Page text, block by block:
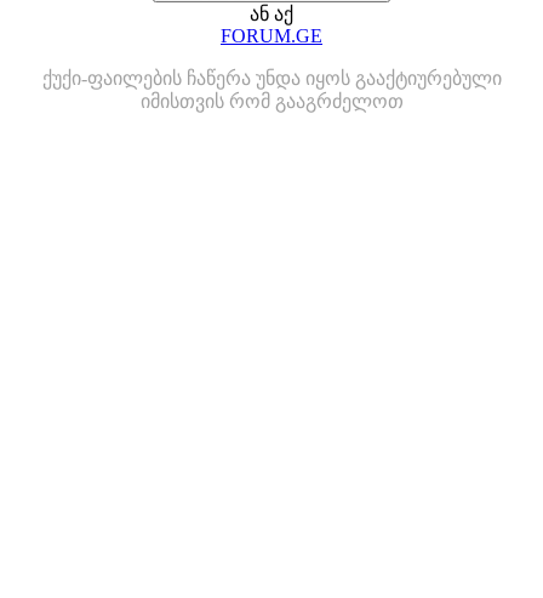
ან აქ
FORUM.GE
ქუქი-ფაილების ჩაწერა უნდა იყოს გააქტიურებული
იმისთვის რომ გააგრძელოთ